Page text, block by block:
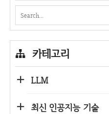
카테고리
LLM
최신 인공지능 기술